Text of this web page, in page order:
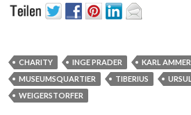
CHARITY INGE PRADER KARL
MUSEUMSQUARTIER
TIBERIUS
WEIGERSTORFER